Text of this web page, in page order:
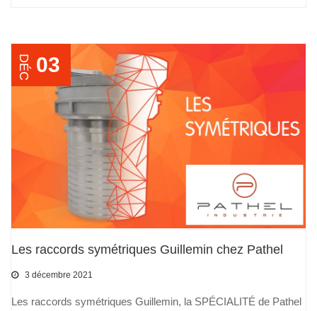
03
DÉC
Les raccords symétriques Guillemin chez Pathel
3 décembre 2021
Les raccords symétriques Guillemin, la SPÉCIALITÉ de Pathel